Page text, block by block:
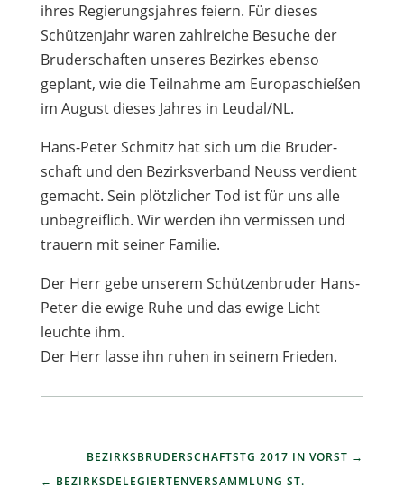
ihres Regie­rungs­jah­res fei­ern. Für die­ses
Schüt­zen­jahr waren zahl­rei­che Besu­che der
Bru­der­schaf­ten unse­res Bezir­kes ebenso
geplant, wie die Teil­nahme am Euro­pa­schie­ßen
im August die­ses Jah­res in Leudal/NL.
Hans-Peter Schmitz hat sich um die Bru­der­
schaft und den Bezirks­ver­band Neuss ver­dient
gemacht. Sein plötz­li­cher Tod ist für uns alle
unbe­greif­lich. Wir wer­den ihn ver­mis­sen und
trau­ern mit sei­ner Familie.
Der Herr gebe unse­rem Schüt­zen­bru­der Hans-
Peter die ewige Ruhe und das ewige Licht
leuchte ihm.
Der Herr lasse ihn ruhen in sei­nem Frieden.
BEZIRKSBRUDERSCHAFTSTG 2017 IN VORST
BEZIRKSDELEGIERTENVERSAMMLUNG ST.